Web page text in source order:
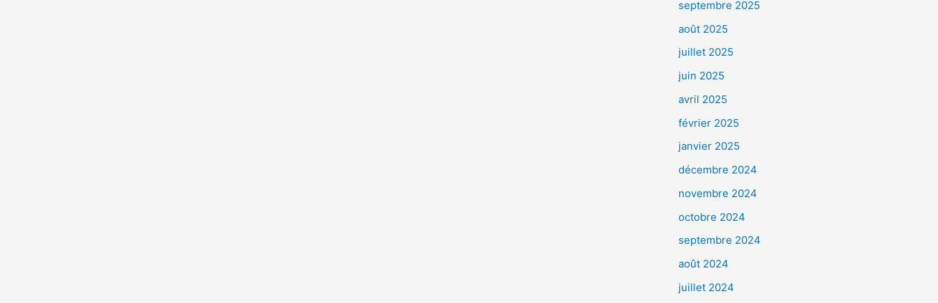
septembre 2025
août 2025
juillet 2025
juin 2025
avril 2025
février 2025
janvier 2025
décembre 2024
novembre 2024
octobre 2024
septembre 2024
août 2024
juillet 2024